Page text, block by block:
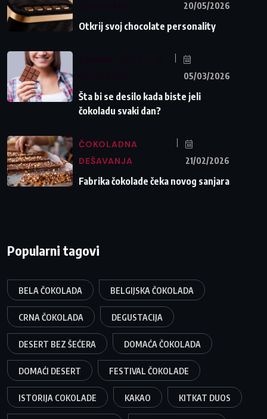
20/05/2026
Otkrij svoj chocolate personality
05/03/2026
Šta bi se desilo kada biste jeli
čokoladu svaki dan?
ČOKOLADNA
DEŠAVANJA
21/02/2026
Fabrika čokolade čeka novog sanjara
Popularni tagovi
BELA ČOKOLADA BELGIJSKA ČOKOLADA
CRNA ČOKOLADA DEGUSTACIJA
DESERT BEZ ŠEĆERA DOMAĆA ČOKOLADA
DOMAĆI DESERT FESTIVAL ČOKOLADE
ISTORIJA COKOLADE KAKAO KITKAT DUOS